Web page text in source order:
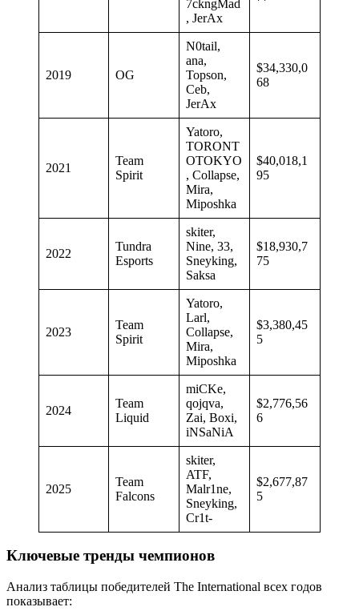
7ckngMad
, JerAx
2019 OG
N0tail,
ana,
Topson,
Ceb,
JerAx
$34,330,0
68
2021
Team
Spirit
Yatoro,
TORONT
OTOKYO
, Collapse,
Mira,
Miposhka
$40,018,1
95
2022
Tundra
Esports
skiter,
Nine, 33,
Sneyking,
Saksa
$18,930,7
75
2023
Team
Spirit
Yatoro,
Larl,
Collapse,
Mira,
Miposhka
$3,380,45
5
2024
Team
Liquid
miCKe,
qojqva,
Zai, Boxi,
iNSaNiA
$2,776,56
6
2025
Team
Falcons
skiter,
ATF,
Malr1ne,
Sneyking,
Cr1t-
$2,677,87
5
Ключевые тренды чемпионов
Анализ таблицы победителей The International всех годов
показывает: